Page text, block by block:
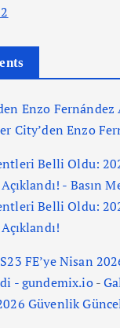
Enzo Fernández
City’den Enzo
Belli Oldu:
- Basın
Belli Oldu:
FE’ye Nisan
- gundemix.io-
Güvenlik